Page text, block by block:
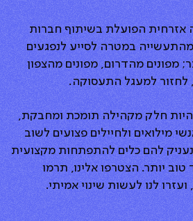
אזרחית הפועלת בשיתוף חברות
מהתעשייה במטרה לסייע לנפגעים
באוקטובר; מפונים מהדרום, מפונים מהצפון
לחזור למעגל התעסוקה.
חלק מקהילה תומכת ומחבקת,
מילואים ולחיילים פצועים לשוב
להם כלים להתפתחות מקצועית
טוב יותר. הצטרפו אלינו, תרמו
לנו לעשות שינוי אמיתי.